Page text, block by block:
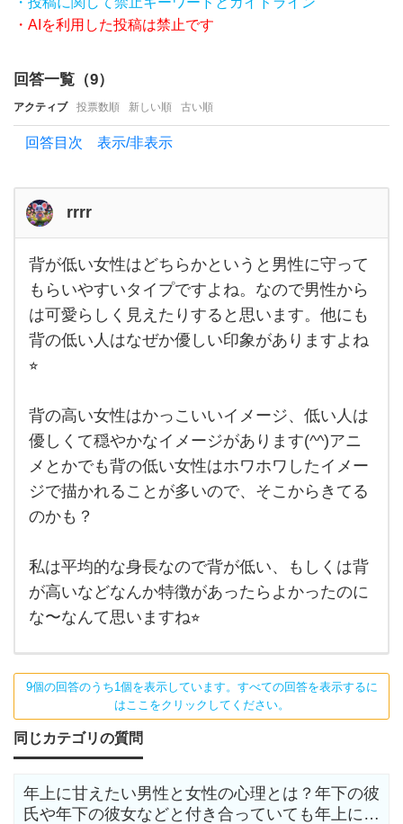
え
て
く
だ
さ
い！
低い
女性
・AIを利用した投稿は禁止です
回答一覧（9）
アクティブ 投票数順 新しい順 古い順
回答目次 表示/非表示
rrrr
背が
低い
女性
はど
ちら
かと
いう
と男
ても
らい
やす
いタ
イプ
です
よ
ね。
背が低い女性はどちらかというと男性に守って
もらいやすいタイプですよね。なので男性から
は可愛らしく見えたりすると思います。他にも
背の低い人はなぜか優しい印象がありますよね
⭐︎
背の高い女性はかっこいいイメージ、低い人は
優しくて穏やかなイメージがあります(^^)アニ
メとかでも背の低い女性はホワホワしたイメー
ジで描かれることが多いので、そこからきてる
のかも？
私は平均的な身長なので背が低い、もしくは背
が高いなどなんか特徴があったらよかったのに
な〜なんて思いますね⭐︎
9個の回答のうち1個を表示しています。すべての回答を表示するに
はここをクリックしてください。
同じカテゴリの質問
年上に甘えたい男性と女性の心理とは？年下の彼
氏や年下の彼女などと付き合っていても年上に甘